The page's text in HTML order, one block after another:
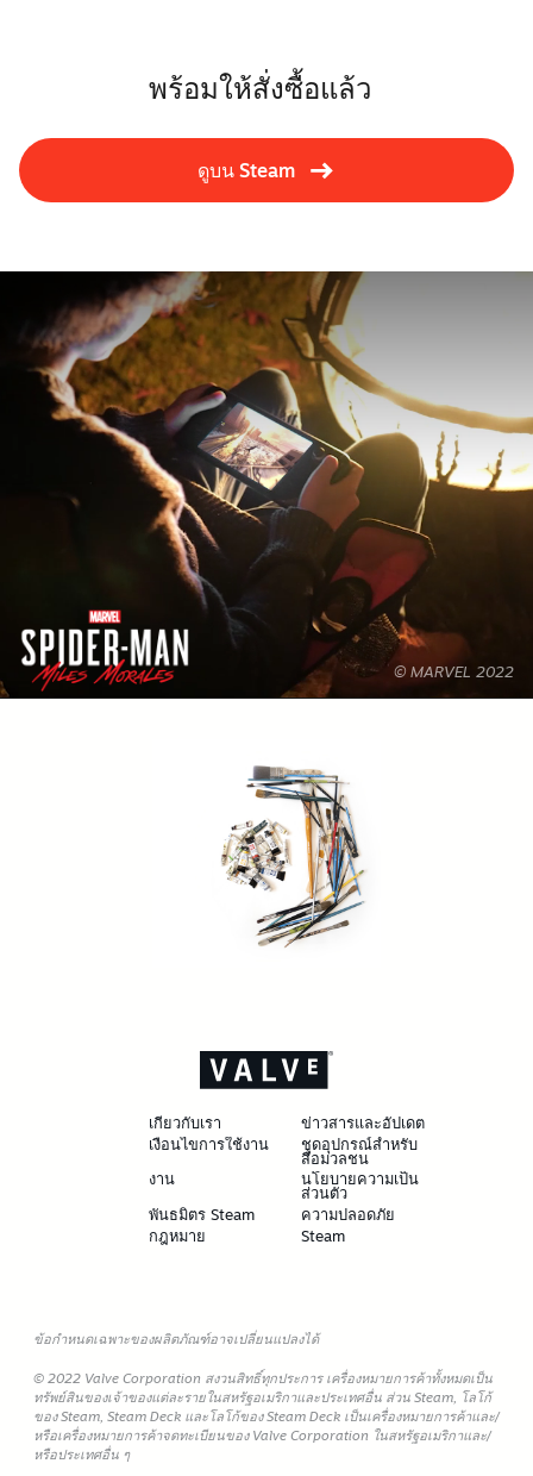
พร้อมให้สั่งซื้อแล้ว
ดูบน Steam
© MARVEL 2022
เกี่ยวกับเรา
ข่าวสารและอัปเดต
เงื่อนไขการใช้งาน
ชุดอุปกรณ์สำหรับ
สื่อมวลชน
งาน
นโยบายความเป็น
ส่วนตัว
พันธมิตร Steam
ความปลอดภัย
กฎหมาย
Steam
ข้อกำหนดเฉพาะของผลิตภัณฑ์อาจเปลี่ยนแปลงได้
© 2022 Valve Corporation สงวนสิทธิ์ทุกประการ เครื่องหมายการค้าทั้งหมดเป็น
ทรัพย์สินของเจ้าของแต่ละรายในสหรัฐอเมริกาและประเทศอื่น ส่วน Steam, โลโก้
ของ Steam, Steam Deck และโลโก้ของ Steam Deck เป็นเครื่องหมายการค้าและ/
หรือเครื่องหมายการค้าจดทะเบียนของ Valve Corporation ในสหรัฐอเมริกาและ/
หรือประเทศอื่น ๆ